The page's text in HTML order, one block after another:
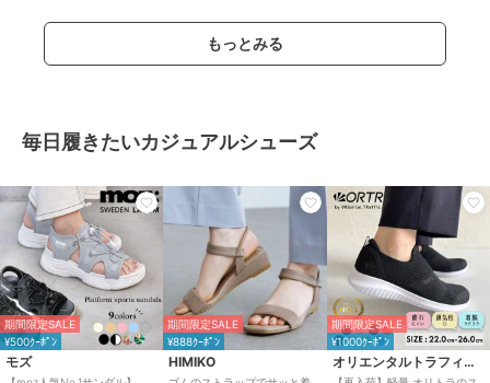
もっとみる
毎日履きたいカジュアルシューズ
期間限定SALE
¥500ｸｰﾎﾟﾝ
モズ
期間限定SALE
¥888ｸｰﾎﾟﾝ
HIMIKO
期間限定SALE
¥1000ｸｰﾎﾟﾝ
オリエンタルトラフィック